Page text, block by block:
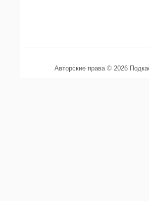
Авторские права © 2026